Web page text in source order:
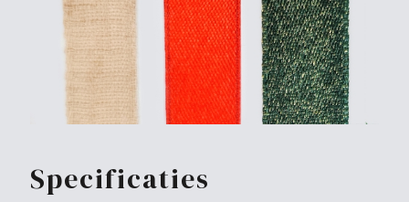
Specificaties